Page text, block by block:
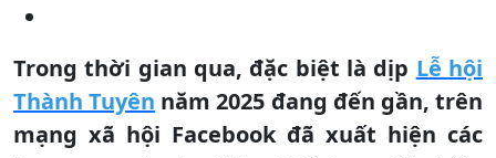
Trong thời gian qua, đặc biệt là dịp Lễ hội
Thành Tuyên năm 2025 đang đến gần, trên
mạng xã hội Facebook đã xuất hiện các